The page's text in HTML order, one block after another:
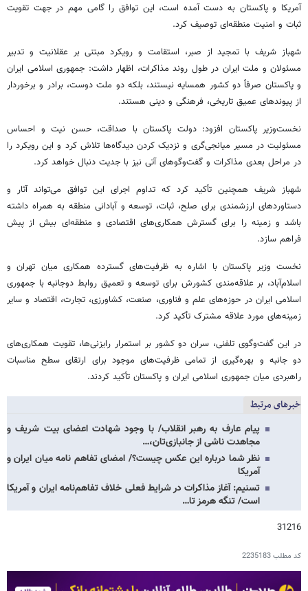
آمریکا و پاکستان به دست آمده است، این توافق را گامی مهم در جهت تقویت
ثبات و امنیت منطقه‌ای توصیف کرد.
شهباز شریف با تمجید از صبر، استقامت و رویکرد مبتنی بر عقلانیت و تدبیر
مسئولان و ملت ایران در طول روند مذاکرات، اظهار داشت: جمهوری اسلامی ایران
و پاکستان صرفاً دو کشور همسایه نیستند، بلکه دو ملت دوست، برادر و برخوردار
از پیوندهای عمیق تاریخی، فرهنگی و دینی هستند.
نخست‌وزیر پاکستان افزود: دولت پاکستان با صداقت، حسن نیت و احساس
مسئولیت در مسیر میانجی‌گری و نزدیک کردن دیدگاه‌ها تلاش کرد و این رویکرد را
در مراحل بعدی مذاکرات و گفت‌وگوهای آتی نیز با جدیت دنبال خواهد کرد.
شهباز شریف همچنین تأکید کرد که تداوم اجرای این توافق می‌تواند آثار و
دستاوردهای ارزشمندی برای صلح، ثبات، توسعه و آبادانی منطقه به همراه داشته
باشد و زمینه را برای گسترش همکاری‌های اقتصادی و منطقه‌ای بیش از پیش
فراهم سازد.
نخست وزیر پاکستان با اشاره به ظرفیت‌های گسترده همکاری میان تهران و
اسلام‌آباد، بر علاقه‌مندی کشورش برای توسعه و تعمیق روابط دوجانبه با جمهوری
اسلامی ایران در حوزه‌های علم و فناوری، صنعت، کشاورزی، تجارت، اقتصاد و سایر
زمینه‌های مورد علاقه مشترک تأکید کرد.
در این گفت‌وگوی تلفنی، سران دو کشور بر استمرار رایزنی‌ها، تقویت همکاری‌های
دو جانبه و بهره‌گیری از تمامی ظرفیت‌های موجود برای ارتقای سطح مناسبات
راهبردی میان جمهوری اسلامی ایران و پاکستان تأکید کردند.
خبرهای مرتبط
پیام عارف به رهبر انقلاب/ با وجود شهادت اعضای بیت شریف و
مجاهدت ناشی از جانبازی‌تان،…
نظر شما درباره این عکس چیست؟/ امضای تفاهم نامه میان ایران و
آمریکا
تسنیم: آغاز مذاکرات در شرایط فعلی خلاف تفاهم‌نامه ایران و آمریکا
است/ تنگه هرمز تا…
31216
کد مطلب2235183